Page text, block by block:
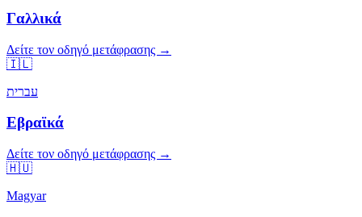
Γαλλικά
Δείτε τον οδηγό μετάφρασης →
🇮🇱
עברית
Εβραϊκά
Δείτε τον οδηγό μετάφρασης →
🇭🇺
Magyar